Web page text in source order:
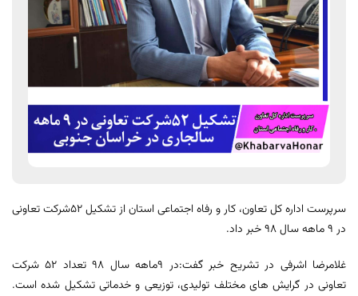
سرپرست اداره کل تعاون، کار و رفاه اجتماعی استان از تشکیل 52شرکت تعاونی
در 9 ماهه سال 98 خبر داد.
غلامرضا اشرفی در تشریح خبر گفت:در 9ماهه سال 98 تعداد 52 شرکت
تعاونی در گرایش های مختلف تولیدی، توزیعی و خدماتی تشکیل شده است.